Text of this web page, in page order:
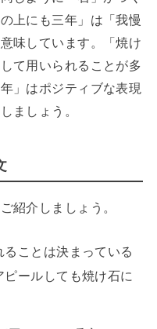
上にも三年」は「我慢
味しています。「焼け
て用いられることが多
」はポジティブな表現
ましょう。
紹介しましょう。
ことは決まっている
ールしても焼け石に